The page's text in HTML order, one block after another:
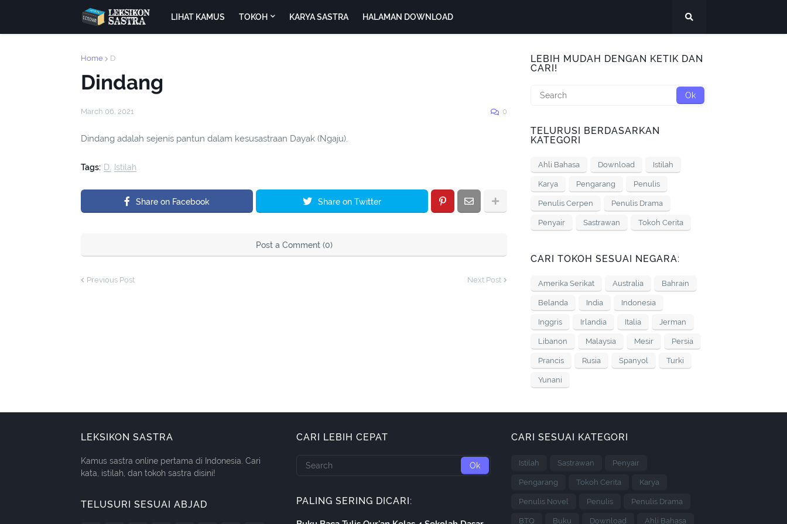
LIHAT KAMUS TOKOH KARYA SASTRA HALAMAN DOWNLOAD
Home D
Dindang
March 06, 2021 0
Dindang adalah sejenis pantun dalam kesusastraan Dayak (Ngaju).
Tags: D Istilah
Share on Facebook Share on Twitter
Post a Comment (0)
Previous Post Next Post
LEBIH MUDAH DENGAN KETIK DAN
CARI!
TELURUSI BERDASARKAN
KATEGORI
Ahli Bahasa Download Istilah
Karya Pengarang Penulis
Penulis Cerpen Penulis Drama
Penyair Sastrawan Tokoh Cerita
CARI TOKOH SESUAI NEGARA:
Amerika Serikat Australia Bahrain
Belanda India Indonesia
Inggris Irlandia Italia Jerman
Libanon Malaysia Mesir Persia
Prancis Rusia Spanyol Turki
Yunani
LEKSIKON SASTRA
Kamus sastra online pertama di Indonesia. Cari
kata, istilah, dan tokoh sastra disini!
TELUSURI SESUAI ABJAD
CARI LEBIH CEPAT
PALING SERING DICARI:
CARI SESUAI KATEGORI
Istilah Sastrawan Penyair
Pengarang Tokoh Cerita Karya
Penulis Novel Penulis Penulis Drama
BTQ Buku Download Ahli Bahasa